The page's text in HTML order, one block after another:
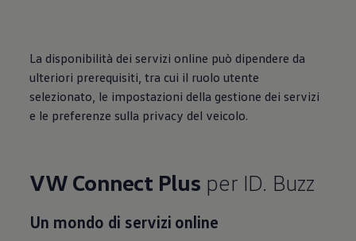
La disponibilità dei servizi online può dipendere da
ulteriori prerequisiti, tra cui il ruolo utente
selezionato, le impostazioni della gestione dei servizi
e le preferenze sulla privacy del veicolo.
VW Connect Plus per ID. Buzz
Un mondo di servizi online